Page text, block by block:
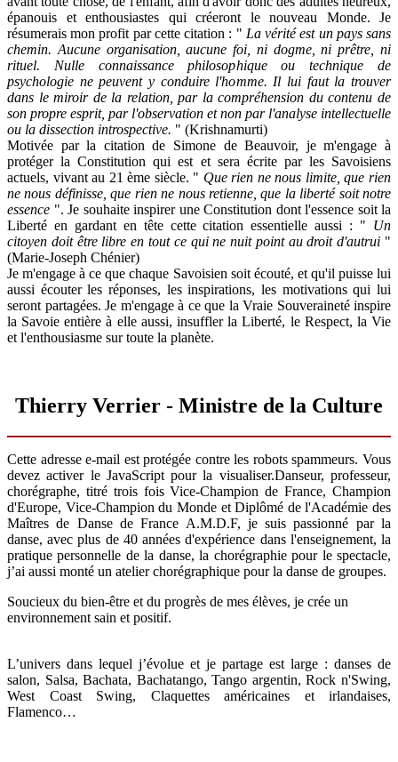
épanouis et enthousiastes qui créeront le nouveau Monde. Je
résumerais mon profit par cette citation : " La vérité est un pays sans
chemin. Aucune organisation, aucune foi, ni dogme, ni prêtre, ni
rituel. Nulle connaissance philosophique ou technique de
psychologie ne peuvent y conduire l'homme. Il lui faut la trouver
dans le miroir de la relation, par la compréhension du contenu de
son propre esprit, par l'observation et non par l'analyse intellectuelle
ou la dissection introspective. " (Krishnamurti)
Motivée par la citation de Simone de Beauvoir, je m'engage à
protéger la Constitution qui est et sera écrite par les Savoisiens
actuels, vivant au 21 ème siècle. " Que rien ne nous limite, que rien
ne nous définisse, que rien ne nous retienne, que la liberté soit notre
essence ". Je souhaite inspirer une Constitution dont l'essence soit la
Liberté en gardant en tête cette citation essentielle aussi : " Un
citoyen doit être libre en tout ce qui ne nuit point au droit d'autrui "
(Marie-Joseph Chénier)
Je m'engage à ce que chaque Savoisien soit écouté, et qu'il puisse lui
aussi écouter les réponses, les inspirations, les motivations qui lui
seront partagées. Je m'engage à ce que la Vraie Souveraineté inspire
la Savoie entière à elle aussi, insuffler la Liberté, le Respect, la Vie
et l'enthousiasme sur toute la planète.
Thierry Verrier - Ministre de la Culture
Cette adresse e-mail est protégée contre les robots spammeurs. Vous
devez activer le JavaScript pour la visualiser.Danseur, professeur,
chorégraphe, titré trois fois Vice-Champion de France, Champion
d'Europe, Vice-Champion du Monde et Diplômé de l'Académie des
Maîtres de Danse de France A.M.D.F, je suis passionné par la
danse, avec plus de 40 années d'expérience dans l'enseignement, la
pratique personnelle de la danse, la chorégraphie pour le spectacle,
j’ai aussi monté un atelier chorégraphique pour la danse de groupes.
Soucieux du bien-être et du progrès de mes élèves, je crée un
environnement sain et positif.
L’univers dans lequel j’évolue et je partage est large : danses de
salon, Salsa, Bachata, Bachatango, Tango argentin, Rock n'Swing,
West Coast Swing, Claquettes américaines et irlandaises,
Flamenco…